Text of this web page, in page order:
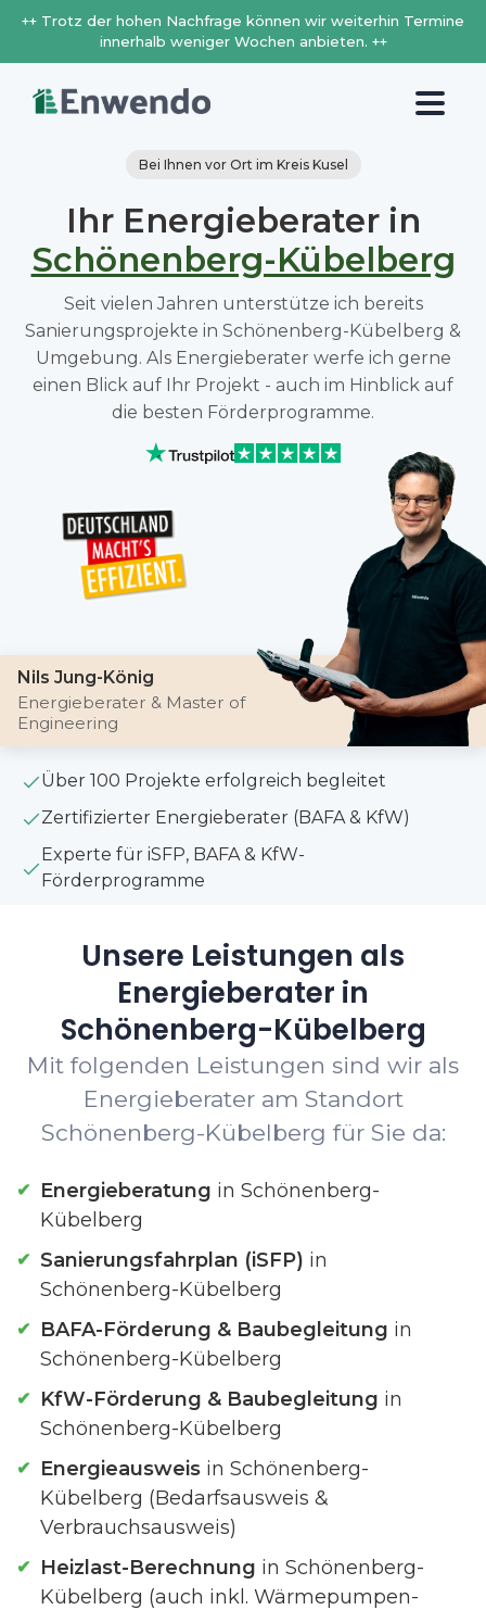
++ Trotz der hohen Nachfrage können wir weiterhin Termine
innerhalb weniger Wochen anbieten. ++
Bei Ihnen vor Ort im Kreis Kusel
Ihr Energieberater in
Schönenberg-Kübelberg
Seit vielen Jahren unterstütze ich bereits
Sanierungsprojekte in Schönenberg-Kübelberg &
Umgebung. Als Energieberater werfe ich gerne
einen Blick auf Ihr Projekt - auch im Hinblick auf
die besten Förderprogramme.
Nils Jung-König
Energieberater & Master of
Engineering
Über 100 Projekte erfolgreich begleitet
Zertifizierter Energieberater (BAFA & KfW)
Experte für iSFP, BAFA & KfW-
Förderprogramme
Unsere Leistungen als
Energieberater in
Schönenberg-Kübelberg
Mit folgenden Leistungen sind wir als
Energieberater am Standort
Schönenberg-Kübelberg für Sie da:
Energieberatung in Schönenberg-
Kübelberg
Sanierungsfahrplan (iSFP) in
Schönenberg-Kübelberg
BAFA-Förderung & Baubegleitung in
Schönenberg-Kübelberg
KfW-Förderung & Baubegleitung in
Schönenberg-Kübelberg
Energieausweis in Schönenberg-
Kübelberg (Bedarfsausweis &
Verbrauchsausweis)
Heizlast-Berechnung in Schönenberg-
Kübelberg (auch inkl. Wärmepumpen-